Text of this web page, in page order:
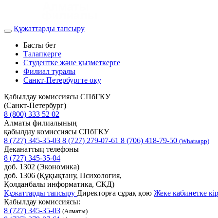
Құжаттарды тапсыру
Басты бет
Талапкерге
Студентке және қызметкерге
Филиал туралы
Санкт-Петербургте оқу
Қабылдау комиссиясы СПбГКУ
(Санкт-Петербург)
8 (800) 333 52 02
Алматы филиалының
қабылдау комиссиясы СПбГКУ
8 (727) 345-35-03 8 (727) 279-07-61 8 (706) 418-79-50 (Whatsapp)
Деканаттың телефоны
8 (727) 345-35-04
доб. 1302 (Экономика)
доб. 1306 (Құқықтану, Психология,
Қолданбалы информатика, СКД)
Құжаттарды тапсыру Директорға сұрақ қою Жеке кабинетке
Қабылдау комиссиясы:
8 (727) 345-35-03 (Алматы)